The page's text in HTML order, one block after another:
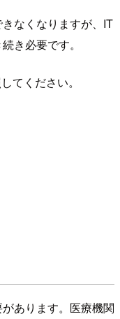
なくなりますが、IT
き必要です。
てください。
あります。医療機関